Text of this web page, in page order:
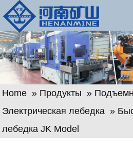
Home » Продукты »
Электрическая лебедка »
лебедка JK Model